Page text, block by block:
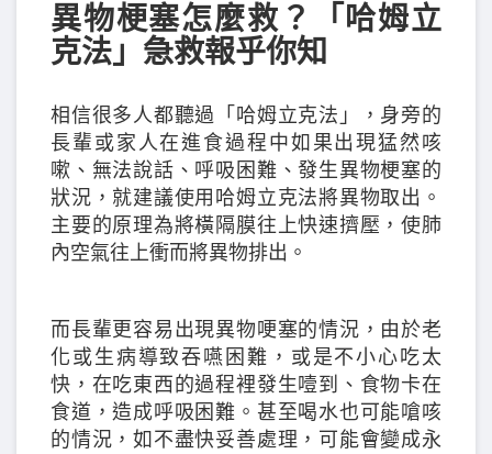
異物梗塞怎麼救？「哈姆立
克法」急救報乎你知
相信很多人都聽過「哈姆立克法」，身旁的
長輩或家人在進食過程中如果出現猛然咳
嗽、無法說話、呼吸困難、發生異物梗塞的
狀況，就建議使用哈姆立克法將異物取出。
主要的原理為將橫隔膜往上快速擠壓，使肺
內空氣往上衝而將異物排出。
而長輩更容易出現異物哽塞的情況，由於老
化或生病導致吞嚥困難，或是不小心吃太
快，在吃東西的過程裡發生噎到、食物卡在
食道，造成呼吸困難。甚至喝水也可能嗆咳
的情況，如不盡快妥善處理，可能會變成永